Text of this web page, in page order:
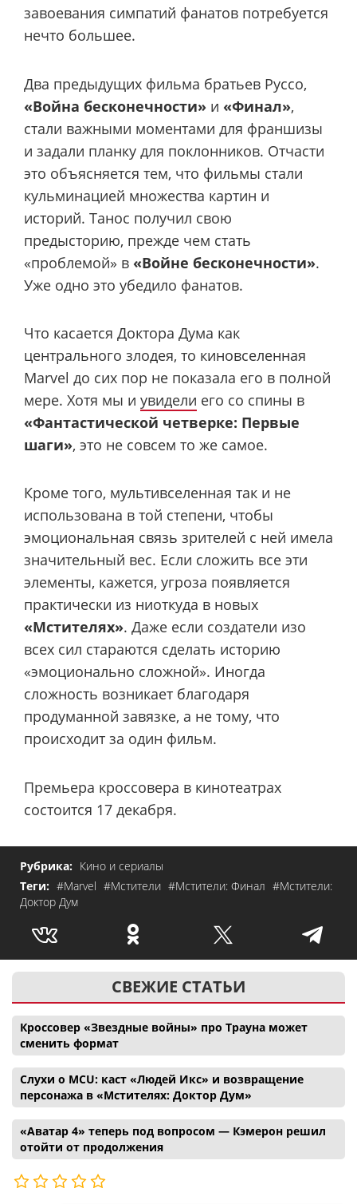
завоевания симпатий фанатов потребуется
нечто большее.
Два предыдущих фильма братьев Руссо,
«Война бесконечности» и «Финал»,
стали важными моментами для франшизы
и задали планку для поклонников. Отчасти
это объясняется тем, что фильмы стали
кульминацией множества картин и
историй. Танос получил свою
предысторию, прежде чем стать
«проблемой» в «Войне бесконечности».
Уже одно это убедило фанатов.
Что касается Доктора Дума как
центрального злодея, то киновселенная
Marvel до сих пор не показала его в полной
мере. Хотя мы и увидели его со спины в
«Фантастической четверке: Первые
шаги», это не совсем то же самое.
Кроме того, мультивселенная так и не
использована в той степени, чтобы
эмоциональная связь зрителей с ней имела
значительный вес. Если сложить все эти
элементы, кажется, угроза появляется
практически из ниоткуда в новых
«Мстителях». Даже если создатели изо
всех сил стараются сделать историю
«эмоционально сложной». Иногда
сложность возникает благодаря
продуманной завязке, а не тому, что
происходит за один фильм.
Премьера кроссовера в кинотеатрах
состоится 17 декабря.
Рубрика: Кино и сериалы
Теги: #Marvel #Мстители #Мстители: Финал #Мстители:
Доктор Дум
СВЕЖИЕ СТАТЬИ
Кроссовер «Звездные войны» про Трауна может
сменить формат
Слухи о MCU: каст «Людей Икс» и возвращение
персонажа в «Мстителях: Доктор Дум»
«Аватар 4» теперь под вопросом — Кэмерон решил
отойти от продолжения